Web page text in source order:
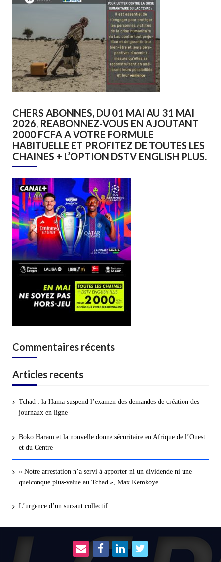
CHERS ABONNES, DU 01 MAI AU 31 MAI
2026, REABONNEZ-VOUS EN AJOUTANT
2000 FCFA A VOTRE FORMULE
HABITUELLE ET PROFITEZ DE TOUTES LES
CHAINES + L’OPTION DSTV ENGLISH PLUS.
Commentaires récents
Articles recents
Tchad : la Hama suspend l’examen des demandes de création des
journaux en ligne
Boko Haram et la nouvelle donne sécuritaire en Afrique de l’Ouest
et du Centre
« Notre arrestation n’a servi à apporter ni un dividende ni une
quelconque plus-value au Tchad », Max Kemkoye
L’urgence d’un sursaut collectif